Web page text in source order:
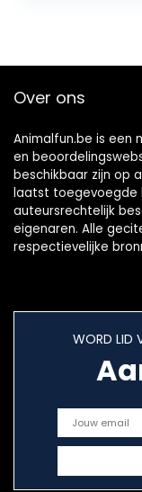
Over ons
Animalfun.be is een
en
beschikbaar zijn op
laatst toegevoegde
auteursrechtelijk
eigenaren. Alle
respectievelijke
WORD LID